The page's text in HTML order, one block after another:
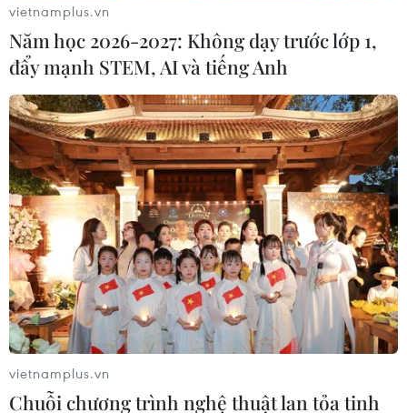
vietnamplus.vn
Năm học 2026-2027: Không dạy trước lớp 1,
đẩy mạnh STEM, AI và tiếng Anh
vietnamplus.vn
Chuỗi chương trình nghệ thuật lan tỏa tinh